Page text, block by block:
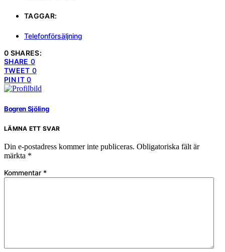
TAGGAR:
Telefonförsäljning
0 SHARES:
SHARE 0
TWEET 0
PIN IT 0
Bogren Sjöling
LÄMNA ETT SVAR
Din e-postadress kommer inte publiceras. Obligatoriska fält är
märkta *
Kommentar *